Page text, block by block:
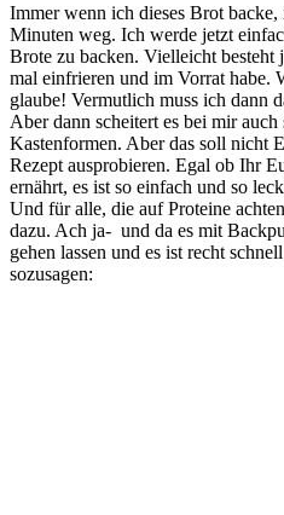
Immer wenn ich dieses Brot
Minuten weg. Ich werde jetzt
Brote zu backen. Vielleicht besteht
mal einfrieren und im Vorrat habe.
glaube! Vermutlich muss ich dann
Aber dann scheitert es bei mir
Kastenformen. Aber das soll nicht
Rezept ausprobieren. Egal ob Ihr
ernährt, es ist so einfach und so
Und für alle, die auf Proteine
dazu. Ach ja- und da es mit
gehen lassen und es ist recht
sozusagen: